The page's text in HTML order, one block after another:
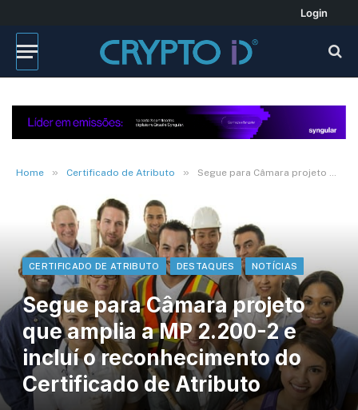
Login
Home » Certificado de Atributo » Segue para Câmara projeto que amplia a MP 2.200-2 e incluí o reconhecimento do Certificado de Atributo
CERTIFICADO DE ATRIBUTO DESTAQUES NOTÍCIAS
Segue para Câmara projeto
que amplia a MP 2.200-2 e
incluí o reconhecimento do
Certificado de Atributo